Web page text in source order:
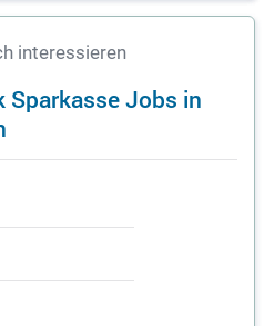
interessieren
Sparkasse Jobs in